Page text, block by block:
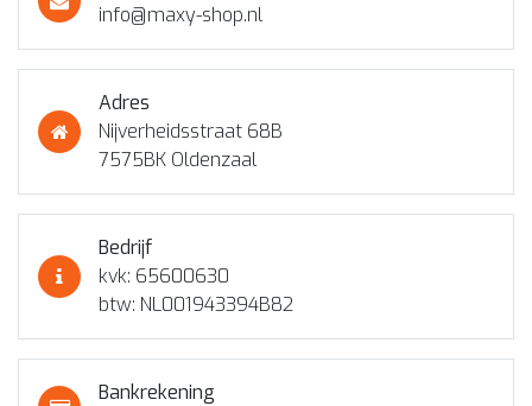
info@maxy-shop.nl
Adres
Nijverheidsstraat 68B
7575BK Oldenzaal
Bedrijf
kvk: 65600630
btw: NL001943394B82
Bankrekening